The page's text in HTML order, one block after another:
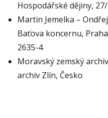
Hospodářské dějiny,
Martin Jemelka –
Baťova koncernu,
2635-4
Moravský zemský
archiv Zlín, Česko